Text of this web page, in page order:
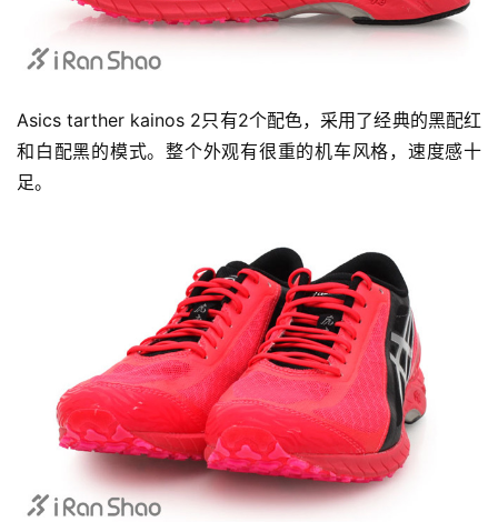
Asics tarther kainos 2只有2个配色，采用了经典的黑配红
和白配黑的模式。整个外观有很重的机车风格，速度感十
足。